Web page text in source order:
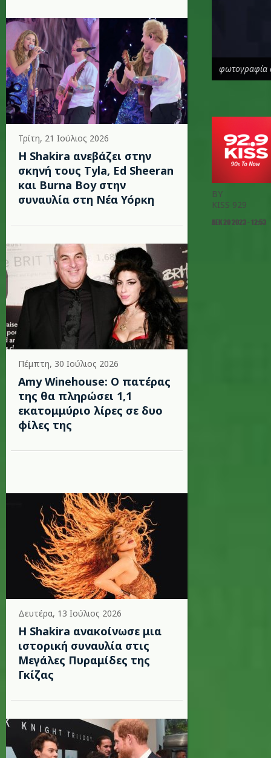
Τρίτη, 21 Ιούλιος 2026
Η Shakira ανεβάζει στην
σκηνή τους Tyla, Ed Sheeran
και Burna Boy στην
συναυλία στη Νέα Υόρκη
Πέμπτη, 30 Ιούλιος 2026
Amy Winehouse: Ο πατέρας
της θα πληρώσει 1,1
εκατομμύριο λίρες σε δυο
φίλες της
Δευτέρα, 13 Ιούλιος 2026
Η Shakira ανακοίνωσε μια
ιστορική συναυλία στις
Μεγάλες Πυραμίδες της
Γκίζας
φωτογραφία
BY
KISS 929
ΔΕΚ 20 2023 - 12:53